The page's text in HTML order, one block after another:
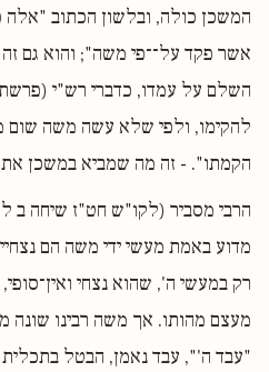
המשכן כולה, ובלשון הכתוב
אשר פקד על־־פי משה"; והוא גם
השלם על עמדו, כדברי רש"י
להקימו, ולפי שלא עשה משה שום
הקמתו". - זה מה שמביא במשכן את
מדוע באמת מעשי ידי משה הם
רק במעשי ה', שהוא נצחי
מעצם מהותו. אך משה רבינו שונה
"עבד ה'", עבד נאמן, הבטל